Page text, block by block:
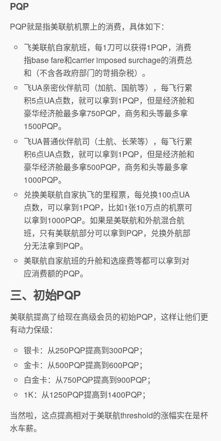
PQP
PQP就是指美联航机票上的消费，具体如下：
飞美联航自家航班，每1刀可以获得1PQP，消费
指base fare和carrier imposed surchage的消费总
和（不含各政府部门的苛捐杂税）。
飞UA亲密伙伴航司（加航、国航等），每飞行累
积5点UA点数，就可以拿到1PQP，但是经济舱和
豪华经济舱最多拿750PQP，商务和头等最多拿
1500PQP。
飞UA普通伙伴航司（土航、长荣等），每飞行累
积6点UA点数，就可以拿到1PQP，但是经济舱和
豪华经济舱最多拿500PQP，商务和头等最多拿
1000PQP。
兑换美联航自家执飞的里程票，每兑换100点UA
点数，可以拿到1PQP，比如1张10万点的机票可
以拿到1000PQP。如果是美联航和外航混合航
班，只有美联航部分可以拿到PQP，兑换外航部
分无法拿到PQP。
美联航自家航班的升舱和选座费等都可以拿到对
应消费额的PQP。
三、初始PQP
美联航提高了给现在高级会员的初始PQP，这样让他们更
有动力保级：
银卡：从250PQP提高到300PQP；
金卡：从500PQP提高到600PQP；
白金卡：从750PQP提高到900PQP；
1K：从1250PQP提高到1400PQP；
当然啦，这点提高相对于美联航threshold的涨幅实在是杯
水车薪。